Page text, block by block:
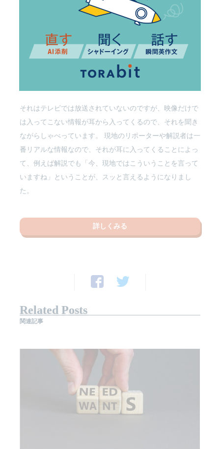
英語に関しては、1年前の僕と今の僕を比較すると、めち
ゃくちゃ成長しました。僕にとって情報源がものすごく増
えたんです。 ゴルフ専門チャンネルで解説をしているので
すが、そのときに現地の音声や解説者の声など英語でしゃ
それはテレビでは放送されていないのですが、映像だけで
は入ってこない情報が耳から入ってくるので、それを聞き
ながらしゃべっています。 現地のリポーターや解説者は一
番リアルな情報なので、それが耳に入ってくることによっ
て、例えば解説でも「今、現地ではこういうことを言って
いますね」ということが、スッと言えるようになりまし
た。
詳しくみる
Related Posts
関連記事